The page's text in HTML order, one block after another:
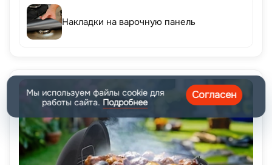
Накладки на варочную панель
Мы используем файлы cookie для
работы сайта. Подробнее
Согласен